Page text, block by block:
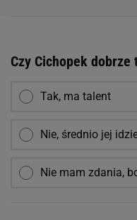
Czy Cichopek dobrze
Tak, ma talent
Nie, średnio jej
Nie mam zdania,